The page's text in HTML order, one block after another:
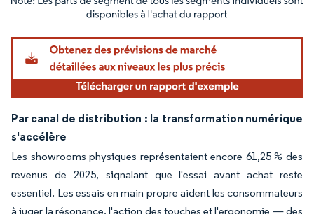
Image © Mordor Intelligence. La réutilisation nécessite une attribution sous CC BY
Par canal de distribution : la transformation numérique
s'accélère
Les showrooms physiques représentaient encore 61,25 % des
revenus de 2025, signalant que l'essai avant achat reste
essentiel. Les essais en main propre aident les consommateurs
à juger la résonance, l'action des touches et l'ergonomie — des